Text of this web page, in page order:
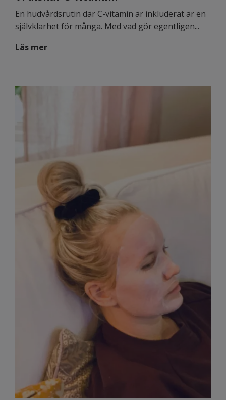
En hudvårdsrutin där C-vitamin är inkluderat är en
självklarhet för många. Med vad gör egentligen...
Läs mer